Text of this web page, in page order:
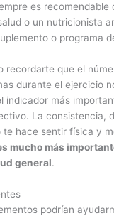
es recomendable
o un nutricionista
o programa
recordarte que el
durante el ejercicio
indicador más
La consistencia,
hace sentir física y
mucho más
general.
podrían